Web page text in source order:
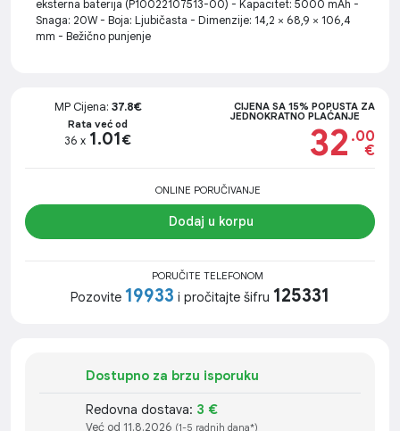
eksterna baterija (P10022107513-00) - Kapacitet: 5000 mAh -
Snaga: 20W - Boja: Ljubičasta - Dimenzije: 14,2 × 68,9 × 106,4
mm - Bežično punjenje
MP Cijena: 37.8€
Rata već od
36 x 1.01€
CIJENA SA 15% POPUSTA ZA
JEDNOKRATNO PLAĆANJE
32 .00
€
ONLINE PORUČIVANJE
Dodaj u korpu
PORUČITE TELEFONOM
Pozovite 19933 i pročitajte šifru 125331
Dostupno za brzu isporuku
Redovna dostava: 3 €
Već od 11.8.2026 (1-5 radnih dana*)